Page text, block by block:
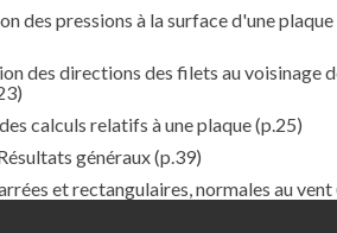
des pressions à la surface d'une plaque
des directions des filets au voisinage
calculs relatifs à une plaque(p.25)
généraux(p.39)
et rectangulaires, normales au vent